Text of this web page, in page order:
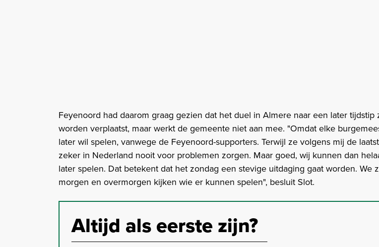
Feyenoord had daarom graag gezien dat het duel in Almere naar een later tijdstip
worden verplaatst, maar werkt de gemeente niet aan mee. "Omdat elke
later wil spelen, vanwege de Feyenoord-supporters. Terwijl ze volgens mij de
zeker in Nederland nooit voor problemen zorgen. Maar goed, wij kunnen dan
later spelen. Dat betekent dat het zondag een stevige uitdaging gaat worden. We
morgen en overmorgen kijken wie er kunnen spelen", besluit Slot.
Altijd als eerste zijn?